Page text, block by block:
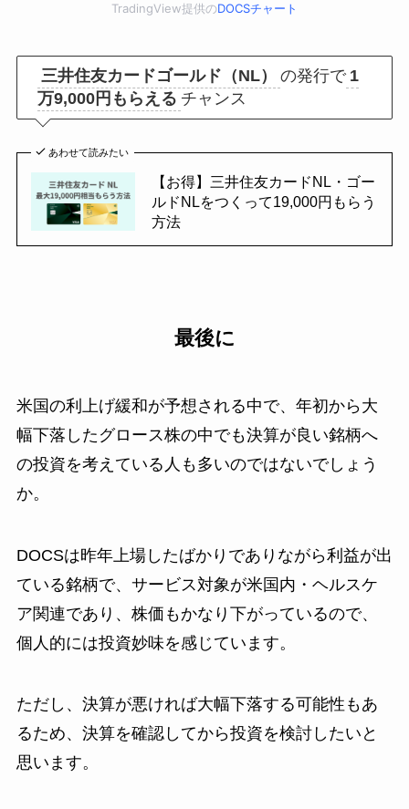
TradingView提供のDOCSチャート
三井住友カードゴールド（NL） の発行で 1
万9,000円もらえる チャンス
あわせて読みたい
【お得】三井住友カードNL・ゴー
ルドNLをつくって19,000円もらう
方法
最後に
米国の利上げ緩和が予想される中で、年初から大
幅下落したグロース株の中でも決算が良い銘柄へ
の投資を考えている人も多いのではないでしょう
か。
DOCSは昨年上場したばかりでありながら利益が出
ている銘柄で、サービス対象が米国内・ヘルスケ
ア関連であり、株価もかなり下がっているので、
個人的には投資妙味を感じています。
ただし、決算が悪ければ大幅下落する可能性もあ
るため、決算を確認してから投資を検討したいと
思います。